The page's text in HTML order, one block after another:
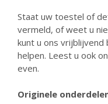
Staat uw toestel of
vermeld, of weet u
kunt u ons vrijblijvend
helpen. Leest u ook
even.
Originele